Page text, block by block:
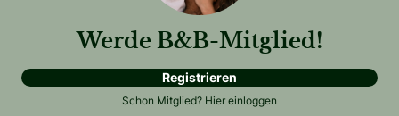
Werde B&B-Mitglied!
Registrieren
Schon Mitglied? Hier einloggen